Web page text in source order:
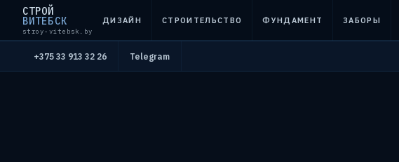
СТРОЙ
ВИТЕБСК
stroy-vitebsk.by
ДИЗАЙН СТРОИТЕЛЬСТВО ФУНДАМЕНТ ЗАБОРЫ
+375 33 913 32 26 Telegram